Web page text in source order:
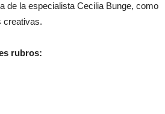
de la especialista Cecilia Bunge, como
creativas.
rubros: